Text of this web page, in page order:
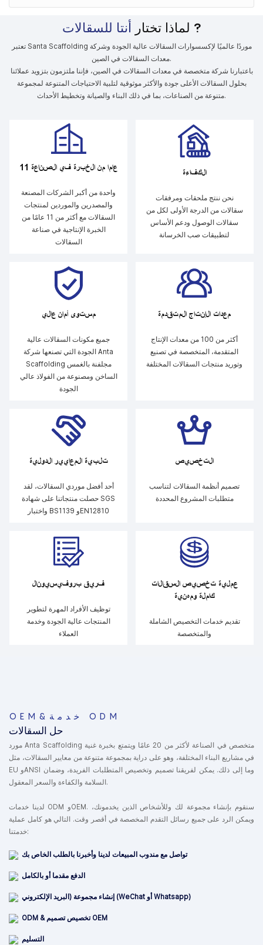
لماذا تختار ?
تعتبر Santa Scaffolding موردًا عالميًا لإكسسوارات السقالات عالية الجودة وشركة
معدات السقالات في الصين.
باعتبارنا شركة متخصصة في معدات السقالات في الصين، فإننا ملتزمون بتزويد عملائنا
بحلول السقالات الأعلى جودة والأكثر موثوقية لتلبية الاحتياجات المتنوعة لمجموعة
متنوعة من الصناعات، بما في ذلك البناء والصيانة وتخطيط الأحداث.
11 عاما من الخبرة في الصناعة
واحدة من أكبر الشركات المصنعة
والمصدرين والموردين لمنتجات
السقالات مع أكثر من 11 عامًا من
الخبرة الإنتاجية في صناعة
السقالات
الكفاءة
نحن ننتج ملحقات ومرفقات
سقالات من الدرجة الأولى لكل من
سقالات الوصول ودعم الأساس
لتطبيقات صب الخرسانة
مستوى أمان عالي
جميع مكونات السقالات عالية
الجودة التي تصنعها شركة Anta
Scaffolding مجلفنة بالغمس
الساخن ومصنوعة من الفولاذ عالي
الجودة
معدات الإنتاج المتقدمة
أكثر من 100 من معدات الإنتاج
المتقدمة، المتخصصة في تصنيع
وتوريد منتجات السقالات المختلفة
تلبية المعايير الدولية
أحد أفضل موردي السقالات، لقد
حصلت منتجاتنا على شهادة SGS
واختبار BS1139 وEN12810
التخصيص
تصميم أنظمة السقالات لتناسب
متطلبات المشروع المحددة
فريق بروفيسيونال
توظيف الأفراد المهرة لتطوير
المنتجات عالية الجودة وخدمة
العملاء
عملية تخصيص السقالات
كاملة ومهنية
تقديم خدمات التخصيص الشاملة
والمتخصصة
OEM&خدمة ODM
حل السقالات
مورد Anta Scaffolding متخصص في الصناعة لأكثر من 20 عامًا ويتمتع بخبرة غنية
في مشاريع البناء المختلفة، وهو على دراية بمجموعة متنوعة من معايير السقالات، مثل
EU وANSI وما إلى ذلك. يمكن لفريقنا تصميم وتخصيص المتطلبات الفريدة، وضمان
السلامة والكفاءة والسعر المعقول.
لدينا خدمات ODM وOEM. سنقوم بإنشاء مجموعة لك وللأشخاص الذين يخدمونك،
ويمكن الرد على جميع رسائل التقدم المخصصة في أقصر وقت. التالي هو كامل عملية
خدمتنا:
تواصل مع مندوب المبيعات لدينا وأخبرنا بالطلب الخاص بك
إنشاء مجموعة (البريد الإلكتروني (WeChat أو Whatsapp)
ODM & تخصيص تصميم OEM
التسليم